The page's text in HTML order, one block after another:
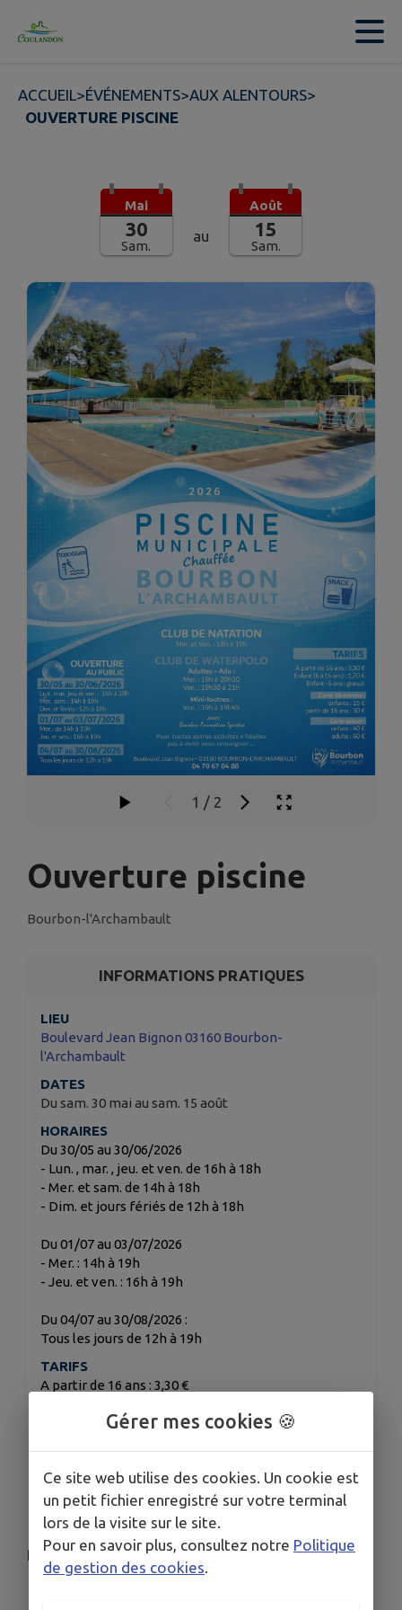
Contenu
ACCUEIL>ÉVÉNEMENTS>AUX ALENTOURS>
OUVERTURE PISCINE
Mai
30
Sam.
au
Août
15
Sam.
1 / 2
Ouverture piscine
Bourbon-l'Archambault
INFORMATIONS PRATIQUES
LIEU
Boulevard Jean Bignon 03160 Bourbon-
l'Archambault
DATES
Du sam. 30 mai au sam. 15 août
HORAIRES
Du 30/05 au 30/06/2026
- Lun. , mar. , jeu. et ven. de 16h à 18h
- Mer. et sam. de 14h à 18h
- Dim. et jours fériés de 12h à 18h
Du 01/07 au 03/07/2026
- Mer. : 14h à 19h
- Jeu. et ven. : 16h à 19h
Du 04/07 au 30/08/2026 :
Tous les jours de 12h à 19h
TARIFS
A partir de 16 ans : 3,30 €
Enfant -6 ans : gratuit
€
Carte saison : enfant : 40 € / adulte : 60 €
Piscine familiale du 30 mai au 30 août 2026
Gérer mes cookies 🍪
Ce site web utilise des cookies. Un cookie est
un petit fichier enregistré sur votre terminal
lors de la visite sur le site.
Pour en savoir plus, consultez notre Politique
de gestion des cookies.